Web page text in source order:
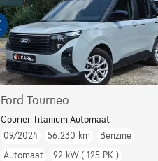
Ford Tourneo
Courier Titanium Automaat
09/2024
56.230 km
Benzine
Automaat
92 kW ( 125 PK )